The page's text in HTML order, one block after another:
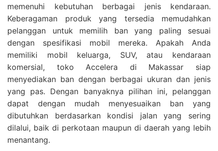
memenuhi kebutuhan berbagai jenis kendaraan.
Keberagaman produk yang tersedia memudahkan
pelanggan untuk memilih ban yang paling sesuai
dengan spesifikasi mobil mereka. Apakah Anda
memiliki mobil keluarga, SUV, atau kendaraan
komersial, toko Accelera di Makassar siap
menyediakan ban dengan berbagai ukuran dan jenis
yang pas. Dengan banyaknya pilihan ini, pelanggan
dapat dengan mudah menyesuaikan ban yang
dibutuhkan berdasarkan kondisi jalan yang sering
dilalui, baik di perkotaan maupun di daerah yang lebih
menantang.